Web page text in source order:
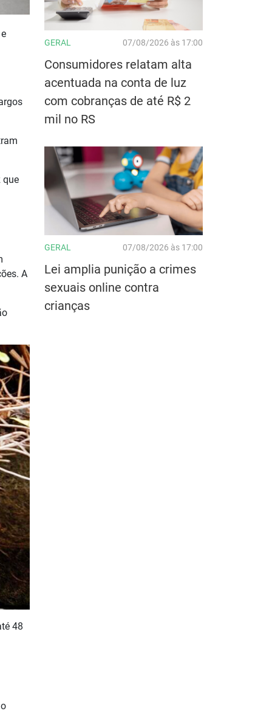
que
A
48
GERAL 07/08/2026 às 17:00
Consumidores relatam alta
acentuada na conta de luz
com cobranças de até R$ 2
mil no RS
GERAL 07/08/2026 às 17:00
Lei amplia punição a crimes
sexuais online contra
crianças